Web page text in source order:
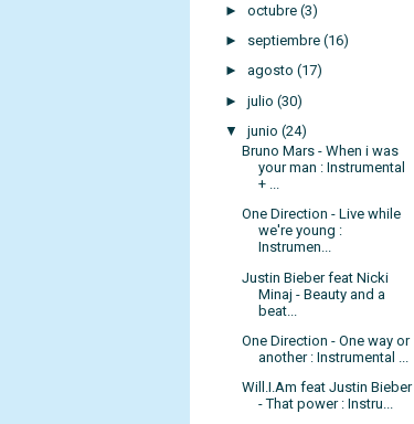
► octubre (3)
► septiembre (16)
► agosto (17)
► julio (30)
▼
junio (24)
Bruno Mars - When i was
your man : Instrumental
+ ...
One Direction - Live while
we're young :
Instrumen...
Justin Bieber feat Nicki
Minaj - Beauty and a
beat...
One Direction - One way or
another : Instrumental ...
Will.I.Am feat Justin Bieber
- That power : Instru...